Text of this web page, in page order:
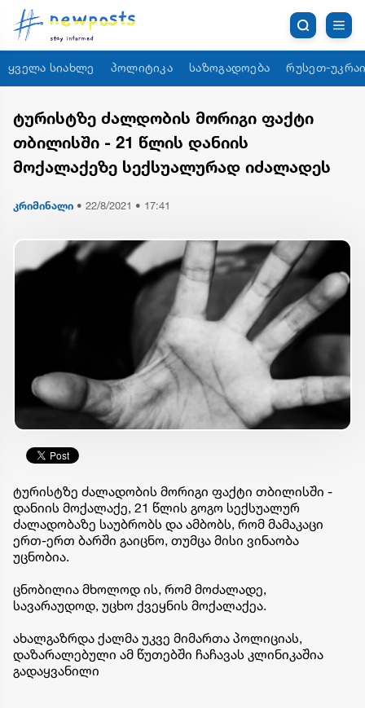
ყველა სიახლე პოლიტიკა საზოგადოება რუსეთ-
ტურისტზე ძალდობის მორიგი ფაქტი
თბილისში - 21 წლის დანიის
მოქალაქეზე სექსუალურად იძალადეს
კრიმინალი • 22/8/2021 • 17:41
ტურისტზე ძალადობის მორიგი ფაქტი თბილისში -
დანიის მოქალაქე, 21 წლის გოგო სექსუალურ
ძალადობაზე საუბრობს და ამბობს, რომ მამაკაცი
ერთ-ერთ ბარში გაიცნო, თუმცა მისი ვინაობა
უცნობია.
ცნობილია მხოლოდ ის, რომ მოძალადე,
სავარაუდოდ, უცხო ქვეყნის მოქალაქეა.
ახალგაზრდა ქალმა უკვე მიმართა პოლიციას,
დაზარალებული ამ წუთებში ჩაჩავას კლინიკაშია
გადაყვანილი